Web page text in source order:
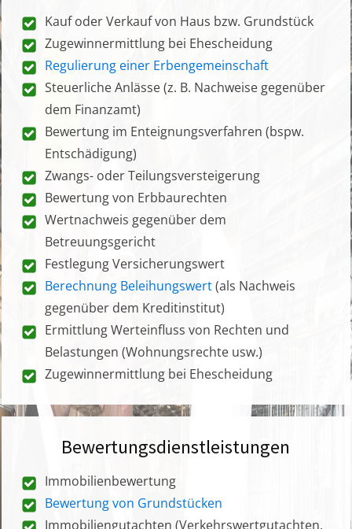
Kauf oder Verkauf von Haus bzw. Grundstück
Zugewinnermittlung bei Ehescheidung
Regulierung einer Erbengemeinschaft
Steuerliche Anlässe (z. B. Nachweise gegenüber
dem Finanzamt)
Bewertung im Enteignungsverfahren (bspw.
Entschädigung)
Zwangs- oder Teilungsversteigerung
Bewertung von Erbbaurechten
Wertnachweis gegenüber dem
Betreuungsgericht
Festlegung Versicherungswert
Berechnung Beleihungswert(als Nachweis
gegenüber dem Kreditinstitut)
Ermittlung Werteinfluss von Rechten und
Belastungen (Wohnungsrechte usw.)
Zugewinnermittlung bei Ehescheidung
Bewertungsdienstleistungen
Immobilienbewertung
Bewertung von Grundstücken
Immobiliengutachten (Verkehrswertgutachten,